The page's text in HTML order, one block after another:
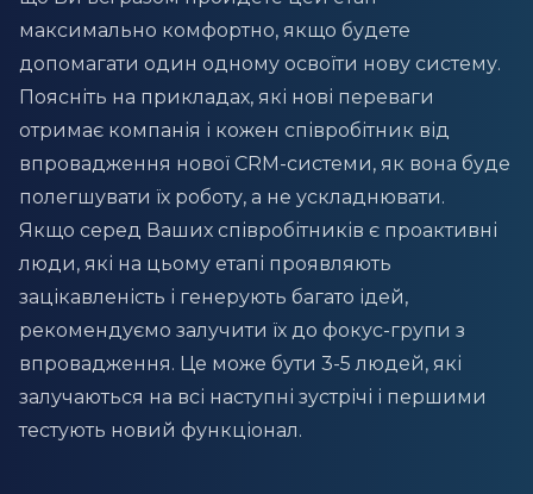
максимально комфортно, якщо будете
допомагати один одному освоїти нову систему.
Поясніть на прикладах, які нові переваги
отримає компанія і кожен співробітник від
впровадження нової CRM-системи, як вона буде
полегшувати їх роботу, а не ускладнювати.
Якщо серед Ваших співробітників є проактивні
люди, які на цьому етапі проявляють
зацікавленість і генерують багато ідей,
рекомендуємо залучити їх до фокус-групи з
впровадження. Це може бути 3-5 людей, які
залучаються на всі наступні зустрічі і першими
тестують новий функціонал.